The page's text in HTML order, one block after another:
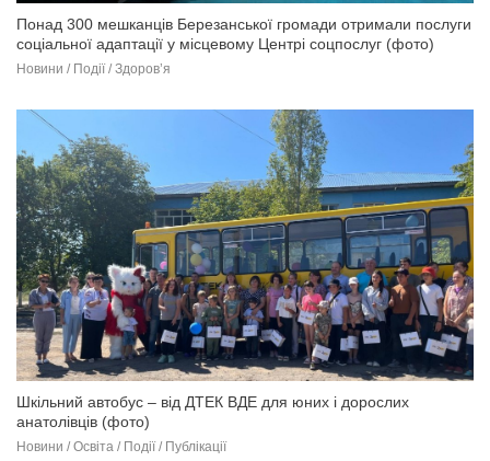
Понад 300 мешканців Березанської громади отримали послуги
соціальної адаптації у місцевому Центрі соцпослуг (фото)
Новини / Події / Здоров’я
Шкільний автобус – від ДТЕК ВДЕ для юних і дорослих
анатолівців (фото)
Новини / Освіта / Події / Публікації